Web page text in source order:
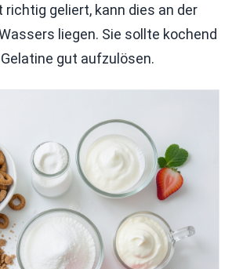
richtig geliert, kann dies an der
liegen. Sie sollte kochend
gut aufzulösen.